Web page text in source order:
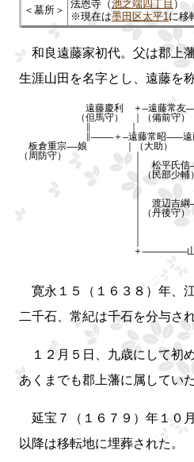
＜墓所＞
法恩寺（池之端四丁目 ）
※現在は墨田区太平1に移
和良遠藤家初代。父は郡上
生涯山田を名字とし、遠藤を
遠藤慶利 ＋―遠藤常友―――遠藤
（但馬守） ｜（備前守） （
∥――――＋―遠藤常昭―――遠藤常就
板倉重宗――娘 ｜（大助） （
（周防守）
｜ 松平氏信―＋
｜（民部少輔）
｜ ＋―
｜
｜ 渡辺吉綱―＋―渡
｜（丹後守） ｜（
｜
｜ ＋―
＋――――――――山田常紀＝＝
（金兵衛）
寛永１５（１６３８）年、
二千石、常紀は千石を分与さ
１２月５日、九歳にして初
あくまでも郡上藩に属してい
延宝７（１６７９）年１０
以降は移転地に埋葬された。